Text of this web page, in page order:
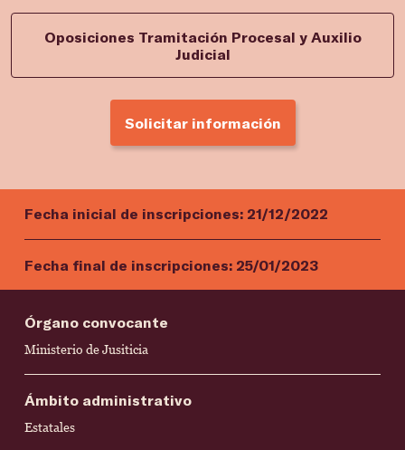
Oposiciones Tramitación Procesal y Auxilio
Judicial
Solicitar información
Fecha inicial de inscripciones: 21/12/2022
Fecha final de inscripciones: 25/01/2023
Órgano convocante
Ministerio de Jusiticia
Ámbito administrativo
Estatales